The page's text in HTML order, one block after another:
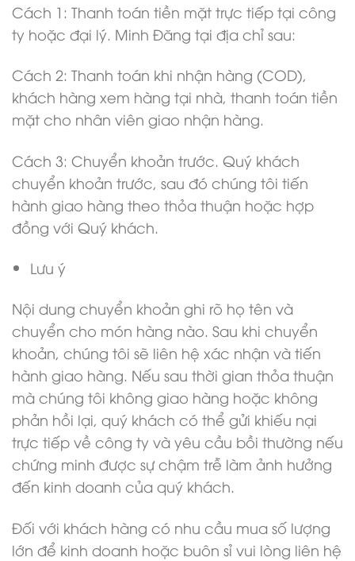
Cách 1: Thanh toán tiền mặt trực tiếp tại công
ty hoặc đại lý. Minh Đăng tại địa chỉ sau:
Cách 2: Thanh toán khi nhận hàng (COD),
khách hàng xem hàng tại nhà, thanh toán tiền
mặt cho nhân viên giao nhận hàng.
Cách 3: Chuyển khoản trước. Quý khách
chuyển khoản trước, sau đó chúng tôi tiến
hành giao hàng theo thỏa thuận hoặc hợp
đồng với Quý khách.
Lưu ý
Nội dung chuyển khoản ghi rõ họ tên và
chuyển cho món hàng nào. Sau khi chuyển
khoản, chúng tôi sẽ liên hệ xác nhận và tiến
hành giao hàng. Nếu sau thời gian thỏa thuận
mà chúng tôi không giao hàng hoặc không
phản hồi lại, quý khách có thể gửi khiếu nại
trực tiếp về công ty và yêu cầu bồi thường nếu
chứng minh được sự chậm trễ làm ảnh hưởng
đến kinh doanh của quý khách.
Đối với khách hàng có nhu cầu mua số lượng
lớn để kinh doanh hoặc buôn sỉ vui lòng liên hệ